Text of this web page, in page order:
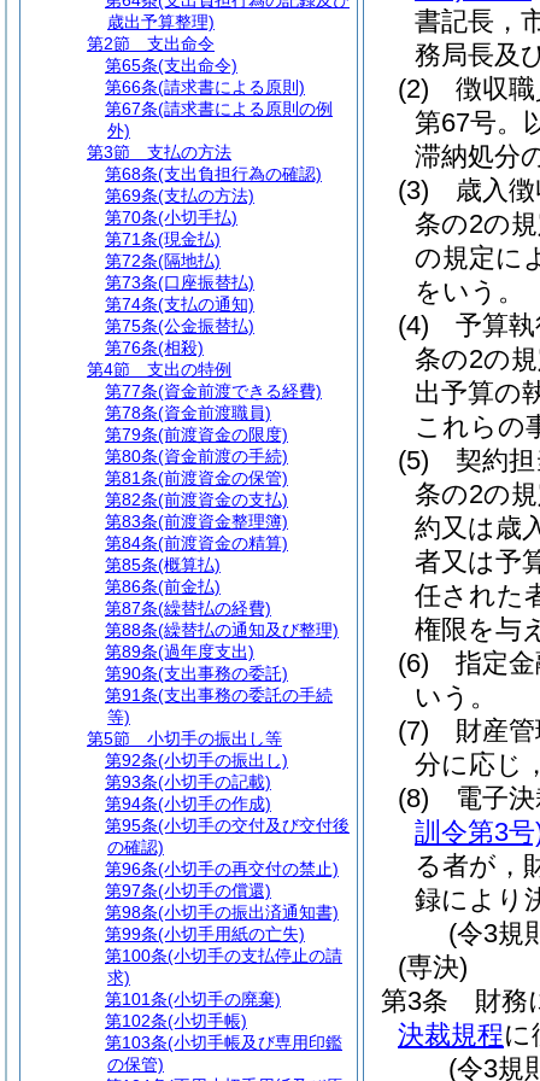
書記長，
務局長及
(2)
徴収
第67号。
滞納処分
(3)
歳入
条の2の
の規定に
をいう。
(4)
予算
条の2の
出予算の
これらの
(5)
契約
条の2の
約又は歳
者又は予
任された
権限を与
(6)
指定
いう。
(7)
財産
分に応じ
(8)
電子
訓令第3号
る者が，
録により
(令3規
(専決)
第3条
財務
決裁規程に
(令3規
歳出予算整理)
第2節
支出命令
第65条(支出命令)
第66条(請求書による原則)
第67条(請求書による原則の例
外)
第3節
支払の方法
第68条(支出負担行為の確認)
第69条(支払の方法)
第70条(小切手払)
第71条(現金払)
第72条(隔地払)
第73条(口座振替払)
第74条(支払の通知)
第75条(公金振替払)
第76条(相殺)
第4節
支出の特例
第77条(資金前渡できる経費)
第78条(資金前渡職員)
第79条(前渡資金の限度)
第80条(資金前渡の手続)
第81条(前渡資金の保管)
第82条(前渡資金の支払)
第83条(前渡資金整理簿)
第84条(前渡資金の精算)
第85条(概算払)
第86条(前金払)
第87条(繰替払の経費)
第88条(繰替払の通知及び整理)
第89条(過年度支出)
第90条(支出事務の委託)
第91条(支出事務の委託の手続
等)
第5節
小切手の振出し等
第92条(小切手の振出し)
第93条(小切手の記載)
第94条(小切手の作成)
第95条(小切手の交付及び交付後
の確認)
第96条(小切手の再交付の禁止)
第97条(小切手の償還)
第98条(小切手の振出済通知書)
第99条(小切手用紙の亡失)
第100条(小切手の支払停止の請
求)
第101条(小切手の廃棄)
第102条(小切手帳)
第103条(小切手帳及び専用印鑑
の保管)